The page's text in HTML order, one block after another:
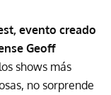
evento creado
Geoff
shows más
no sorprende